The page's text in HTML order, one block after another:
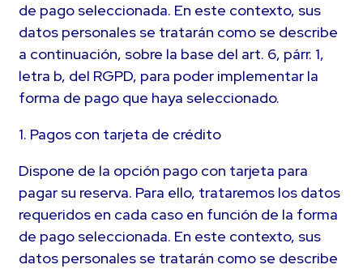
de pago seleccionada. En este contexto, sus
datos personales se tratarán como se describe
a continuación, sobre la base del art. 6, párr. 1,
letra b, del RGPD, para poder implementar la
forma de pago que haya seleccionado.
1. Pagos con tarjeta de crédito
Dispone de la opción pago con tarjeta para
pagar su reserva. Para ello, trataremos los datos
requeridos en cada caso en función de la forma
de pago seleccionada. En este contexto, sus
datos personales se tratarán como se describe